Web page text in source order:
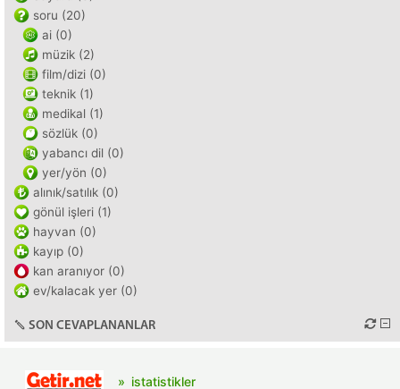
soru (20)
ai (0)
müzik (2)
film/dizi (0)
teknik (1)
medikal (1)
sözlük (0)
yabancı dil (0)
yer/yön (0)
alınık/satılık (0)
gönül işleri (1)
hayvan (0)
kayıp (0)
kan aranıyor (0)
ev/kalacak yer (0)
SON CEVAPLANANLAR
istatistikler